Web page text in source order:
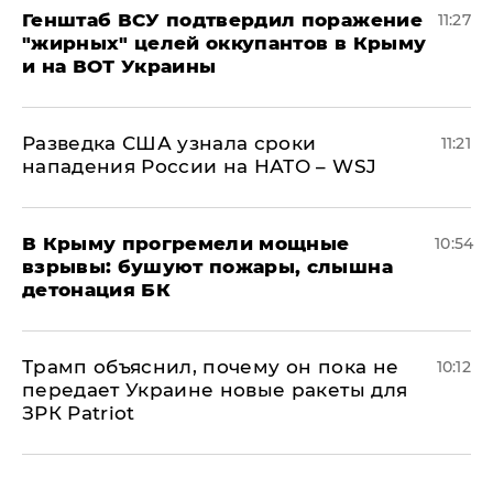
Генштаб ВСУ подтвердил поражение
"жирных" целей оккупантов в Крыму
и на ВОТ Украины
11:27
Разведка США узнала сроки
нападения России на НАТО – WSJ
11:21
В Крыму прогремели мощные
взрывы: бушуют пожары, слышна
детонация БК
10:54
Трамп объяснил, почему он пока не
передает Украине новые ракеты для
ЗРК Patriot
10:12